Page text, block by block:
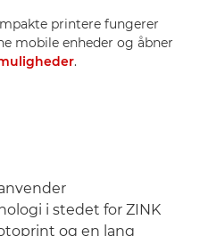
printere fungerer
mobile enheder og åbner
.
i stedet for ZINK
og en lang